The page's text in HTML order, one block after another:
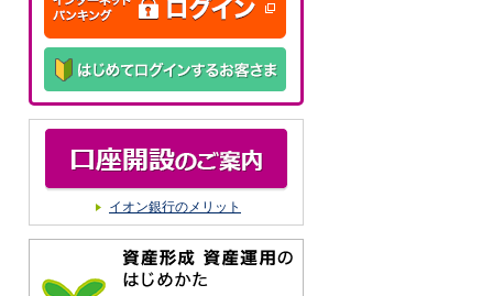
イオン銀行のメリット